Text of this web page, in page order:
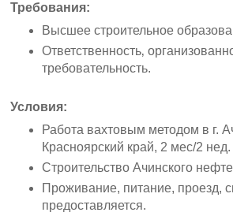
Требования:
Высшее строительное
Ответственность‚
требовательность.
Условия:
Работа вахтовым методом в г.
Красноярский край, 2 мес/2 нед.
Строительство Ачинского
Проживание, питание, проезд,
предоставляется.